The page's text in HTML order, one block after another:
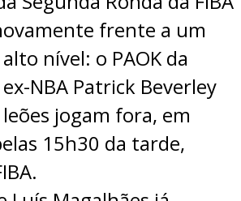
frente a um
nível: o PAOK da
NBA Patrick Beverley
jogam fora, em
15h30 da tarde,
.